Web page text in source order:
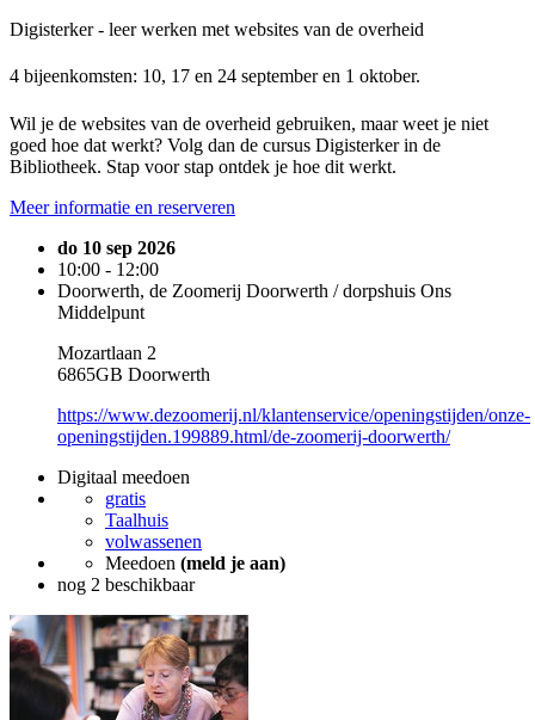
Digisterker - leer werken met websites van de overheid
4 bijeenkomsten: 10, 17 en 24 september en 1 oktober.
Wil je de websites van de overheid gebruiken, maar weet je niet
goed hoe dat werkt? Volg dan de cursus Digisterker in de
Bibliotheek. Stap voor stap ontdek je hoe dit werkt.
Meer informatie en reserveren
do 10 sep 2026
10:00 - 12:00
Doorwerth, de Zoomerij Doorwerth / dorpshuis Ons
Middelpunt
Mozartlaan 2
6865GB Doorwerth
https://www.dezoomerij.nl/klantenservice/openingstijden/onze-
openingstijden.199889.html/de-zoomerij-doorwerth/
Digitaal meedoen
gratis
Taalhuis
volwassenen
Meedoen (meld je aan)
nog 2 beschikbaar